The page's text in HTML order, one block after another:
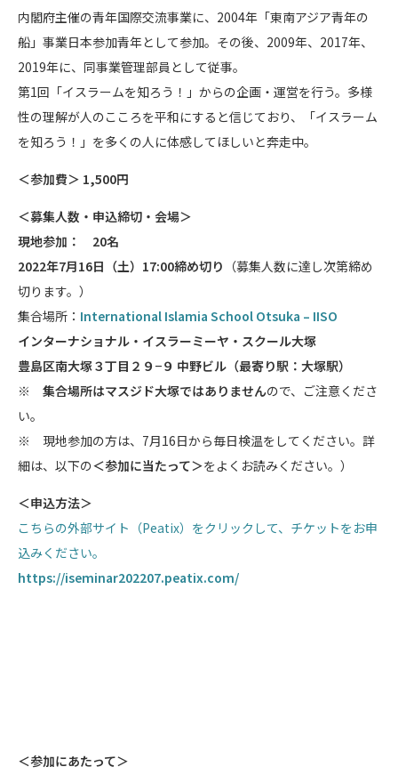
内閣府主催の青年国際交流事業に、2004年「東南アジア青年の
船」事業日本参加青年として参加。その後、2009年、2017年、
2019年に、同事業管理部員として従事。
第1回「イスラームを知ろう！」からの企画・運営を行う。多様
性の理解が人のこころを平和にすると信じており、「イスラーム
を知ろう！」を多くの人に体感してほしいと奔走中。
＜参加費＞ 1,500円
＜募集人数・申込締切・会場＞
現地参加： 20名
2022年7月16日（土）17:00締め切り （募集人数に達し次第締め
切ります。）
集合場所： International Islamia School Otsuka – IISO
インターナショナル・イスラーミーヤ・スクール大塚
豊島区南大塚３丁目２９−９ 中野ビル（最寄り駅：大塚駅）
※ 集合場所はマスジド大塚ではありませんので、ご注意くださ
い。
※ 現地参加の方は、7月16日から毎日検温をしてください。詳
細は、以下の＜参加に当たって＞をよくお読みください。）
＜申込方法＞
こちらの外部サイト（Peatix）をクリックして、チケットをお申
込みください。
https://iseminar202207.peatix.com/
＜参加にあたって＞